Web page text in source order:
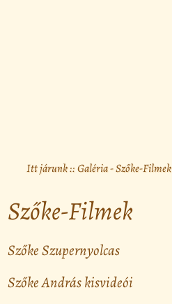
Itt járunk ::Galéria- Szőke-Filmek
Szőke-Filmek
Szőke Szupernyolcas
Szőke András kisvideói